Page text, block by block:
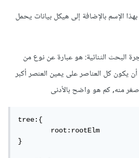
الإسم بالإضافة إلى هيكل بيانات يحمل
البحث الثنائية: هو عبارة عن نوع من
يكون كل العناصر على يمين العنصر أكبر
منه, كم هو واضح بالأدنى
tree:{
	root:rootElm
}